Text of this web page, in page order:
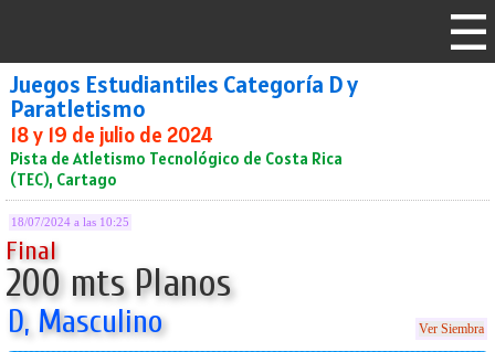
Juegos Estudiantiles Categoría D y
Paratletismo
18 y 19 de julio de 2024
Pista de Atletismo Tecnológico de Costa Rica
(TEC), Cartago
18/07/2024 a las 10:25
Final
200 mts Planos
D, Masculino Ver Siembra